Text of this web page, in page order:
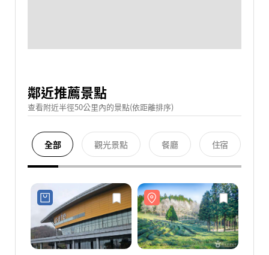
鄰近推薦景點
查看附近半徑50公里內的景點(依距離排序)
全部 觀光景點 餐廳 住宿